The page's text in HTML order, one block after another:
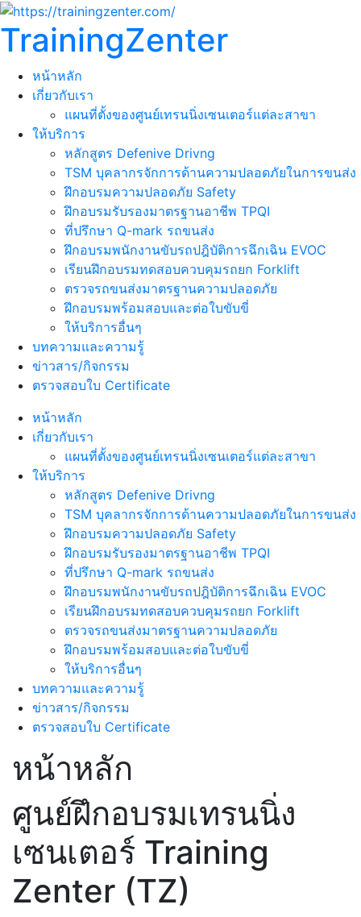
TrainingZenter
หน้าหลัก
เกี่ยวกับเรา
แผนที่ตั้งของศูนย์เทรนนิ่งเซนเตอร์แต่ละสาขา
ให้บริการ
หลักสูตร Defenive Drivng
TSM บุคลากรจักการด้านความปลอดภัยในการขนส่ง
ฝึกอบรมความปลอดภัย Safety
ฝึกอบรมรับรองมาตรฐานอาชีพ TPQI
ที่ปรึกษา Q-mark รถขนส่ง
ฝึกอบรมพนักงานขับรถปฎิบัติการฉึกเฉิน EVOC
เรียนฝึกอบรมทดสอบควบคุมรถยก Forklift
ตรวจรถขนส่งมาตรฐานความปลอดภัย
ฝึกอบรมพร้อมสอบและต่อใบขับขี่
ให้บริการอื่นๆ
บทความและความรู้
ข่าวสาร/กิจกรรม
ตรวจสอบใบ Certificate
หน้าหลัก
เกี่ยวกับเรา
แผนที่ตั้งของศูนย์เทรนนิ่งเซนเตอร์แต่ละสาขา
ให้บริการ
หลักสูตร Defenive Drivng
TSM บุคลากรจักการด้านความปลอดภัยในการขนส่ง
ฝึกอบรมความปลอดภัย Safety
ฝึกอบรมรับรองมาตรฐานอาชีพ TPQI
ที่ปรึกษา Q-mark รถขนส่ง
ฝึกอบรมพนักงานขับรถปฎิบัติการฉึกเฉิน EVOC
เรียนฝึกอบรมทดสอบควบคุมรถยก Forklift
ตรวจรถขนส่งมาตรฐานความปลอดภัย
ฝึกอบรมพร้อมสอบและต่อใบขับขี่
ให้บริการอื่นๆ
บทความและความรู้
ข่าวสาร/กิจกรรม
ตรวจสอบใบ Certificate
หน้าหลัก
ศูนย์ฝึกอบรมเทรนนิ่ง
เซนเตอร์ Training
Zenter (TZ)